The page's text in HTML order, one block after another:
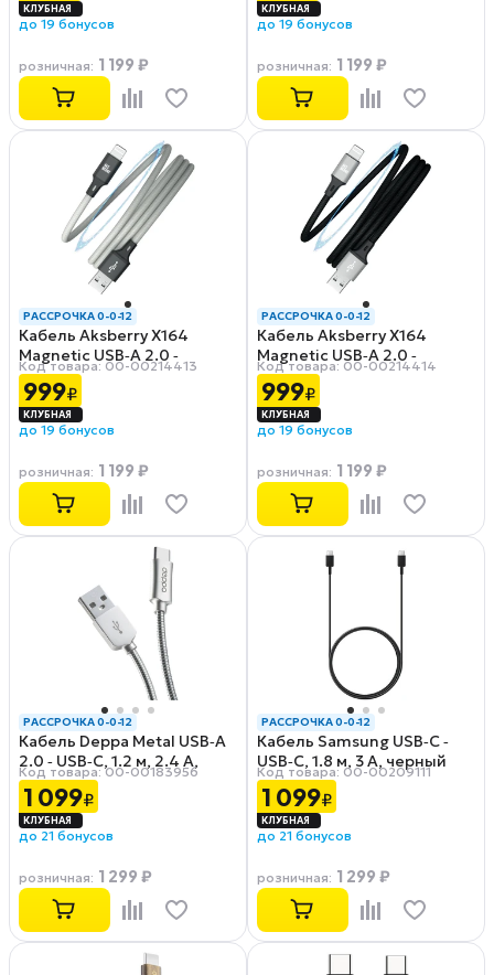
до 19 бонусов
розничная: 1 199 ₽
до 19 бонусов
розничная: 1 199 ₽
РАССРОЧКА 0-0-12
Кабель Aksberry X164
Magnetic USB‑A 2.0 ‑
Lightning, 1 м, 2.4 А, серый
Код товара: 00-00214413
999₽
до 19 бонусов
розничная: 1 199 ₽
РАССРОЧКА 0-0-12
Кабель Aksberry X164
Magnetic USB‑A 2.0 ‑
Lightning, 1 м, 2.4 А, черный
Код товара: 00-00214414
999₽
до 19 бонусов
розничная: 1 199 ₽
РАССРОЧКА 0-0-12
Кабель Deppa Metal USB‑A
2.0 ‑ USB‑C, 1.2 м, 2.4 A,
стальной
Код товара: 00-00183956
1 099₽
до 21 бонусов
розничная: 1 299 ₽
РАССРОЧКА 0-0-12
Кабель Samsung USB‑C ‑
USB‑C, 1.8 м, 3 А, черный
(EP‑DX310JBRGRU)
Код товара: 00-00209111
1 099₽
до 21 бонусов
розничная: 1 299 ₽